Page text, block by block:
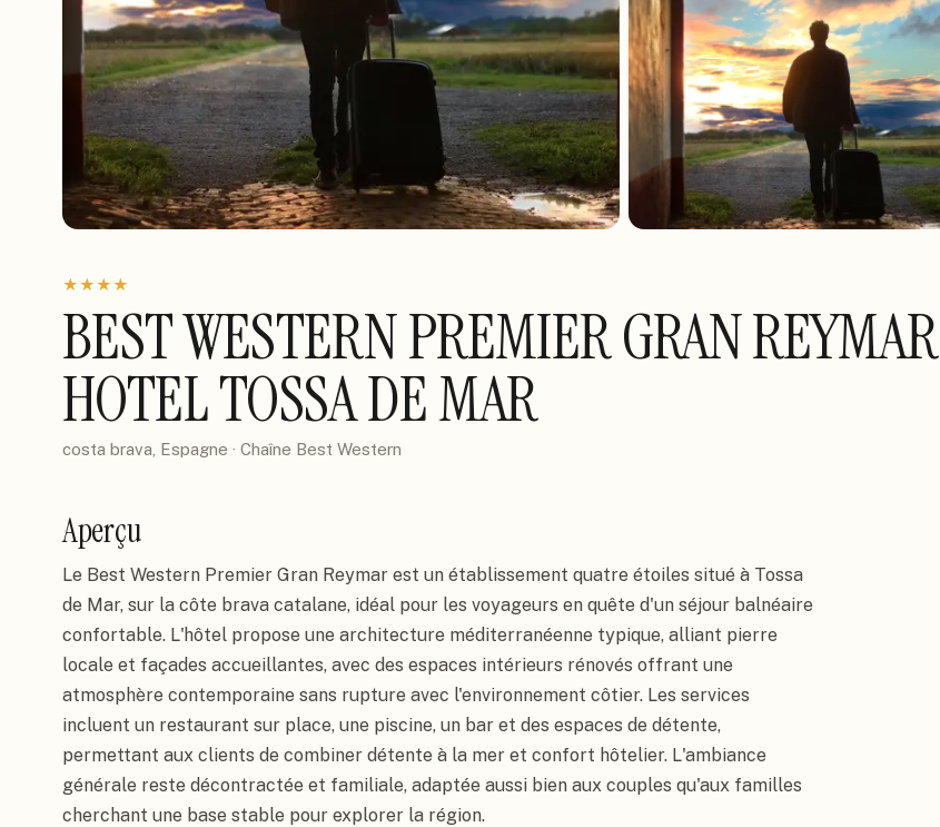
★★★★
BEST WESTERN PREMIER GRAN REYMAR
HOTEL TOSSA DE MAR
costa brava, Espagne · Chaîne Best Western
Aperçu
Le Best Western Premier Gran Reymar est un établissement quatre étoiles situé à Tossa
de Mar, sur la côte brava catalane, idéal pour les voyageurs en quête d'un séjour balnéaire
confortable. L'hôtel propose une architecture méditerranéenne typique, alliant pierre
locale et façades accueillantes, avec des espaces intérieurs rénovés offrant une
atmosphère contemporaine sans rupture avec l'environnement côtier. Les services
incluent un restaurant sur place, une piscine, un bar et des espaces de détente,
permettant aux clients de combiner détente à la mer et confort hôtelier. L'ambiance
générale reste décontractée et familiale, adaptée aussi bien aux couples qu'aux familles
cherchant une base stable pour explorer la région.